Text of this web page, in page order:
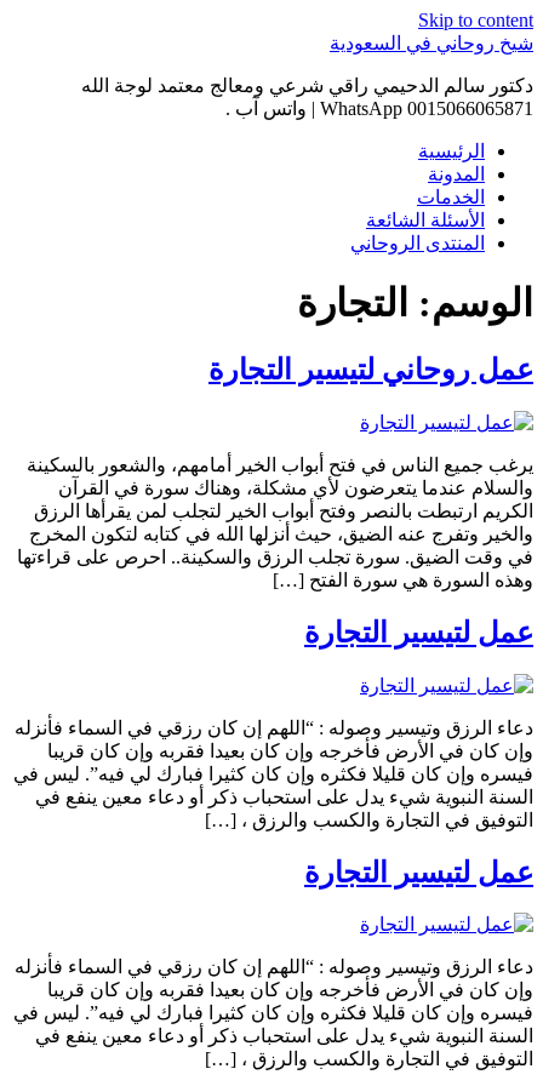
Skip to content
شيخ روحاني في السعودية
دكتور سالم الدحيمي راقي شرعي ومعالج معتمد لوجة الله
0015066065871 WhatsApp | واتس آب .
الرئيسية
المدونة
الخدمات
الأسئلة الشائعة
المنتدى الروحاني
الوسم: التجارة
عمل روحاني لتيسير التجارة
يرغب جميع الناس في فتح أبواب الخير أمامهم، والشعور بالسكينة
والسلام عندما يتعرضون لأي مشكلة، وهناك سورة في القرآن
الكريم ارتبطت بالنصر وفتح أبواب الخير لتجلب لمن يقرأها الرزق
والخير وتفرج عنه الضيق، حيث أنزلها الله في كتابه لتكون المخرج
في وقت الضيق. سورة تجلب الرزق والسكينة.. احرص على قراءتها
وهذه السورة هي سورة الفتح […]
عمل لتيسير التجارة
دعاء الرزق وتيسير وصوله : “اللهم إن كان رزقي في السماء فأنزله
وإن كان في الأرض فأخرجه وإن كان بعيدا فقربه وإن كان قريبا
فيسره وإن كان قليلا فكثره وإن كان كثيرا فبارك لي فيه”. ليس في
السنة النبوية شيء يدل على استحباب ذكر أو دعاء معين ينفع في
التوفيق في التجارة والكسب والرزق ، […]
عمل لتيسير التجارة
دعاء الرزق وتيسير وصوله : “اللهم إن كان رزقي في السماء فأنزله
وإن كان في الأرض فأخرجه وإن كان بعيدا فقربه وإن كان قريبا
فيسره وإن كان قليلا فكثره وإن كان كثيرا فبارك لي فيه”. ليس في
السنة النبوية شيء يدل على استحباب ذكر أو دعاء معين ينفع في
التوفيق في التجارة والكسب والرزق ، […]